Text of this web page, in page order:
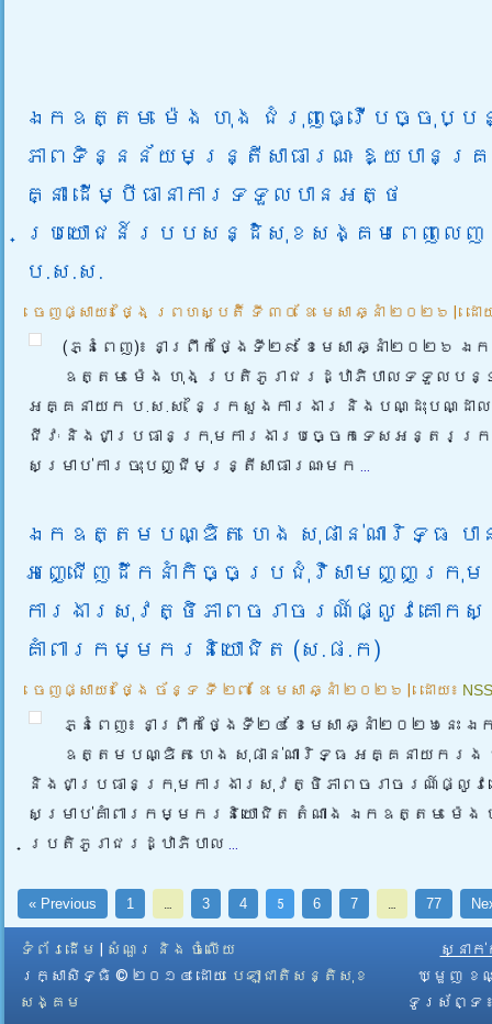
ឯកឧត្តម ម៉េង ហុង ជំរុញធ្វើបច្ចុប្ប
ភាពទិន្នន័យមន្ត្រីសាធារណៈ ឱ្យបានគ្
គ្នា ដើម្បីធានាការទទួលបានអត្ថ
ប្រយោជន៍របបសន្ដិសុខសង្គមពេញលេញ
ប.ស.ស.
ចេញផ្សាយ៖ ថ្ងៃ ព្រហស្បតិ៍ ទី ៣០ ខែ មេសា ឆ្នាំ ២០២៦ | ដោ
(ភ្នំពេញ)៖ នាព្រឹកថ្ងៃទី២៩ ខែមេសា ឆ្នាំ២០២៦ ឯក
ឧត្តម ម៉េង ហុង ប្រតិភូរាជរដ្ឋាភិបាលទទួលបន្
អគ្គនាយក ប.ស.ស. នៃក្រសួងការងារ និងបណ្ដុះបណ្ដា
ជីវៈ និងជាប្រធានក្រុមការងារបច្ចេកទេសអន្តរក្
សម្រាប់ការចុះបញ្ជីមន្ត្រីសាធារណៈមក ...
ឯកឧត្តមបណ្ឌិត ហេង សុផាន់ណារិទ្ធ បា
អញ្ជើញដឹកនាំកិច្ចប្រជុំវិសាមញ្ញក្រុម
ការងារសុវត្ថិភាពចរាចរណ៍ផ្លូវគោកស
គាំពារកម្មករនិយោជិត (ស.ផ.ក)
ចេញផ្សាយ៖ ថ្ងៃ ច័ន្ទ ទី ២៧ ខែ មេសា ឆ្នាំ ២០២៦ | ដោយ៖
ភ្នំពេញ៖ នាព្រឹកថ្ងៃទី២៤ ខែមេសា ឆ្នាំ២០២៦នេះ ឯ
ឧត្តមបណ្ឌិត ហេង សុផាន់ណារិទ្ធ អគ្គនាយករង
និងជាប្រធានក្រុមការងារសុវត្ថិភាពចរាចរណ៍ផ្លូវ
សម្រាប់គាំពារកម្មករនិយោជិត តំណាង ឯកឧត្តម ម៉េង
ប្រតិភូរាជរដ្ឋាភិបាល ...
« Previous 1 … 3 4 5 6 7 … 77
ទំព័រដើម
សំណួរ និង ចំលើយ
រក្សាសិទ្ធិ © ២០១៤ ដោយ​ បេឡាជាតិសន្តិសុខ
សង្គម
ស្នាក់
ឃ្មួញ ខណ្
ទូរស័ព្ទ